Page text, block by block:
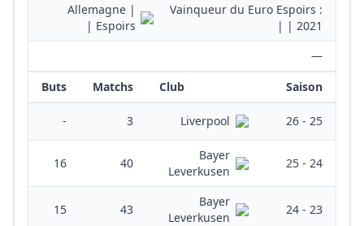
Vainqueur du Euro Espoirs :
| 2021 |
| Allemagne
Espoirs |
—
Saison
Club
Matchs
Buts
25 - 26
Liverpool
3
-
24 - 25
Bayer
Leverkusen
40
16
23 - 24
Bayer
Leverkusen
43
15